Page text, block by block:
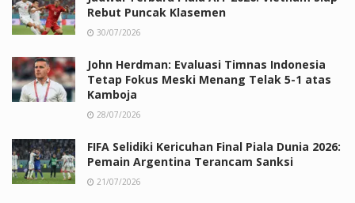
Rebut Puncak Klasemen
30/07/2026
John Herdman: Evaluasi Timnas Indonesia
Tetap Fokus Meski Menang Telak 5-1 atas
Kamboja
28/07/2026
FIFA Selidiki Kericuhan Final Piala Dunia 2026:
Pemain Argentina Terancam Sanksi
21/07/2026